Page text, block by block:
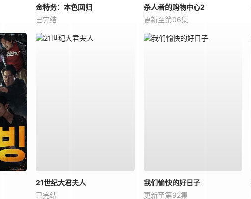
金特务：本色回归
已完结
杀人者的购物中心2
更新至第06集
21世纪大君夫人
已完结
我们愉快的好日子
更新至第92集